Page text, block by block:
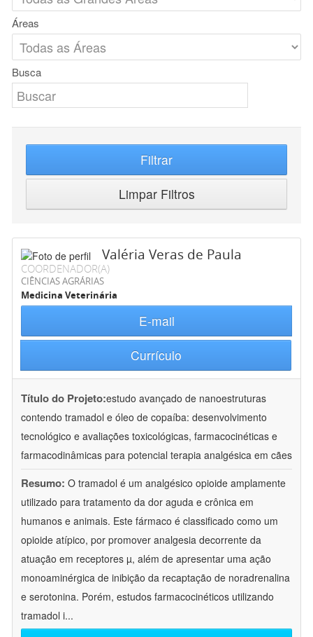
Áreas
Busca
Filtrar
Limpar Filtros
Valéria Veras de Paula
COORDENADOR(A)
CIÊNCIAS AGRÁRIAS
Medicina Veterinária
E-mail
Currículo
Título do Projeto:estudo avançado de nanoestruturas
contendo tramadol e óleo de copaíba: desenvolvimento
tecnológico e avaliações toxicológicas, farmacocinéticas e
farmacodinâmicas para potencial terapia analgésica em cães
Resumo: O tramadol é um analgésico opioide amplamente
utilizado para tratamento da dor aguda e crônica em
humanos e animais. Este fármaco é classificado como um
opioide atípico, por promover analgesia decorrente da
atuação em receptores µ, além de apresentar uma ação
monoaminérgica de inibição da recaptação de noradrenalina
e serotonina. Porém, estudos farmacocinéticos utilizando
tramadol i...